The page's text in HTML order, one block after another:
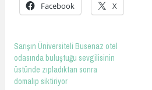
Facebook X
Sarışın Üniversiteli Busenaz otel
odasında buluştuğu sevgilisinin
üstünde zıpladıktan sonra
domalıp siktiriyor